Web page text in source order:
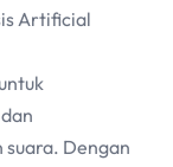
Artificial
suara. Dengan